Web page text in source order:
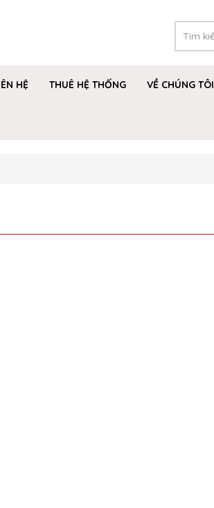
HỆ THUÊ HỆ THỐNG VỀ CHÚNG TÔI